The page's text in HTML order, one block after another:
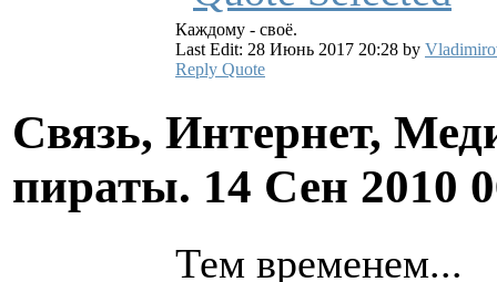
Каждому - своё.
Last Edit: 28 Июнь 2017 20:28 by
Reply Quote
Связь, Интернет,
пираты. 14 Сен 2010
Тем временем...